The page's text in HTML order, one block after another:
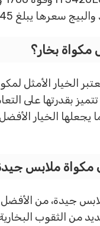
سعرها يبلغ 2045 جنيهًا.
بخار؟
الخيار الأمثل
بقدرتها على
الخيار
ملابس جيدة؟
جيدة، من الأفضل
من الثقوب البخارية،